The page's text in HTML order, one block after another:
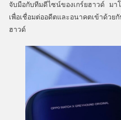
จับมือกับทีมดีไซน์ของเกร์ยฮาวด์ ม
เพื่อเชื่อมต่ออดีตและอนาคตเข้าด้วย
ฮาวด์